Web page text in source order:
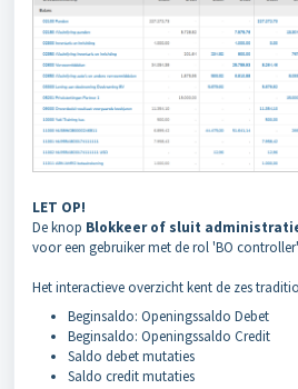
LET OP!
De knop Blokkeer of sluit
voor een gebruiker met de rol 'BO
Het interactieve overzicht kent de zes
Beginsaldo: Openingssaldo Debet
Beginsaldo: Openingssaldo Credit
Saldo debet mutaties
Saldo credit mutaties